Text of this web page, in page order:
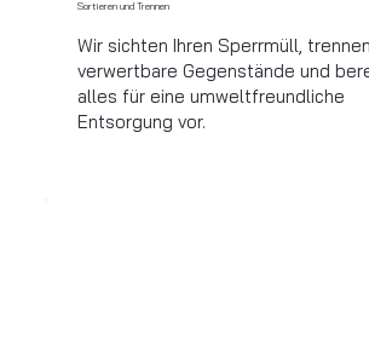
Sortieren und Trennen
Wir sichten Ihren Sperrmüll, trennen
verwertbare Gegenstände und
alles für eine umweltfreundliche
Entsorgung vor.